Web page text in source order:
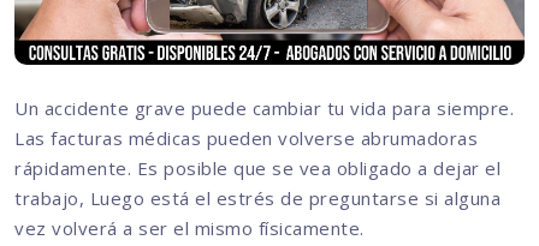
Un accidente grave puede cambiar tu vida para siempre.
Las facturas médicas pueden volverse abrumadoras
rápidamente. Es posible que se vea obligado a dejar el
trabajo, Luego está el estrés de preguntarse si alguna
vez volverá a ser el mismo físicamente.